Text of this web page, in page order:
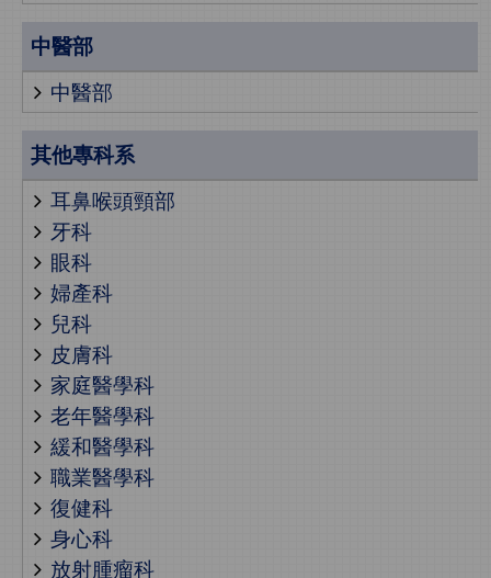
中醫部
中醫部
其他專科系
耳鼻喉頭頸部
牙科
眼科
婦產科
兒科
皮膚科
家庭醫學科
老年醫學科
緩和醫學科
職業醫學科
復健科
身心科
放射腫瘤科